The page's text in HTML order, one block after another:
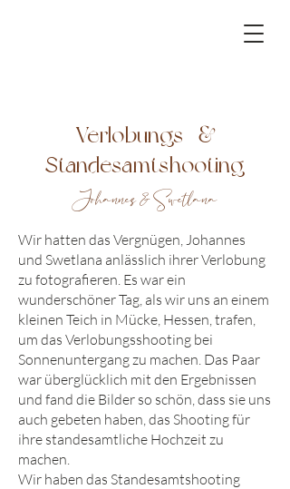
Verlobungs- &
Standesamtshooting
Johannes & Swetlana
Wir hatten das Vergnügen, Johannes
und Swetlana anlässlich ihrer Verlobung
zu fotografieren. Es war ein
wunderschöner Tag, als wir uns an einem
kleinen Teich in Mücke, Hessen, trafen,
um das Verlobungsshooting bei
Sonnenuntergang zu machen. Das Paar
war überglücklich mit den Ergebnissen
und fand die Bilder so schön, dass sie uns
auch gebeten haben, das Shooting für
ihre standesamtliche Hochzeit zu
machen.
Wir haben das Standesamtshooting